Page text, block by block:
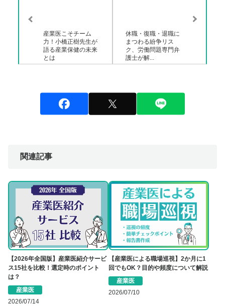
産業医こそチーム
力！小橋正樹先生が
語る産業保健の未来
とは
休職・復職・退職に
まつわる紛争リス
ク、労働問題専門弁
護士が解...
関連記事
【2026年全国版】産業医紹介サービ
ス15社を比較！選定時のポイント
は？
産業医
2026/07/14
【産業医による職場巡視】2か月に1
回でもOK？目的や頻度について解説
産業医
2026/07/10